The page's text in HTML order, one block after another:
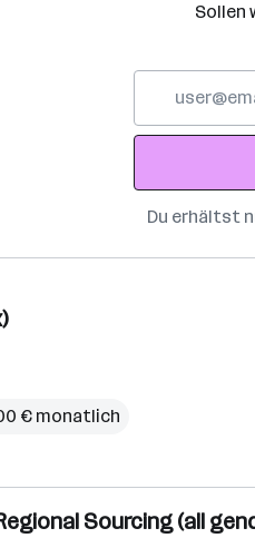
Sollen
Adresse
Du erhältst
€ monatlich
Sourcing (all